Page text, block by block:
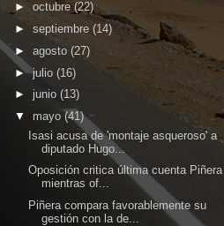
► octubre(22)
► septiembre (14)
► agosto (27)
►julio (16)
► junio (13)
▼ mayo (41)
Isasi acusa de 'montaje asqueroso' a
diputado Hugo...
Oposición critica última cuenta Piñera
mientras of...
Piñera compara favorablemente su
gestión con la de...